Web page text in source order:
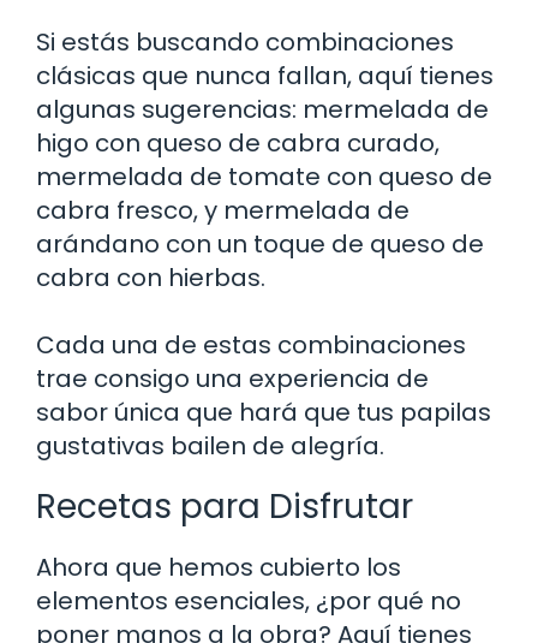
Si estás buscando combinaciones
clásicas que nunca fallan, aquí tienes
algunas sugerencias: mermelada de
higo con queso de cabra curado,
mermelada de tomate con queso de
cabra fresco, y mermelada de
arándano con un toque de queso de
cabra con hierbas.
Cada una de estas combinaciones
trae consigo una experiencia de
sabor única que hará que tus papilas
gustativas bailen de alegría.
Recetas para Disfrutar
Ahora que hemos cubierto los
elementos esenciales, ¿por qué no
poner manos a la obra? Aquí tienes